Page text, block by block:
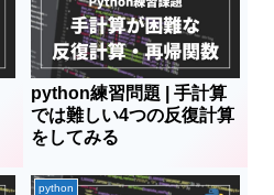
python練習問題 | 手計算
では難しい4つの反復計算
をしてみる
python